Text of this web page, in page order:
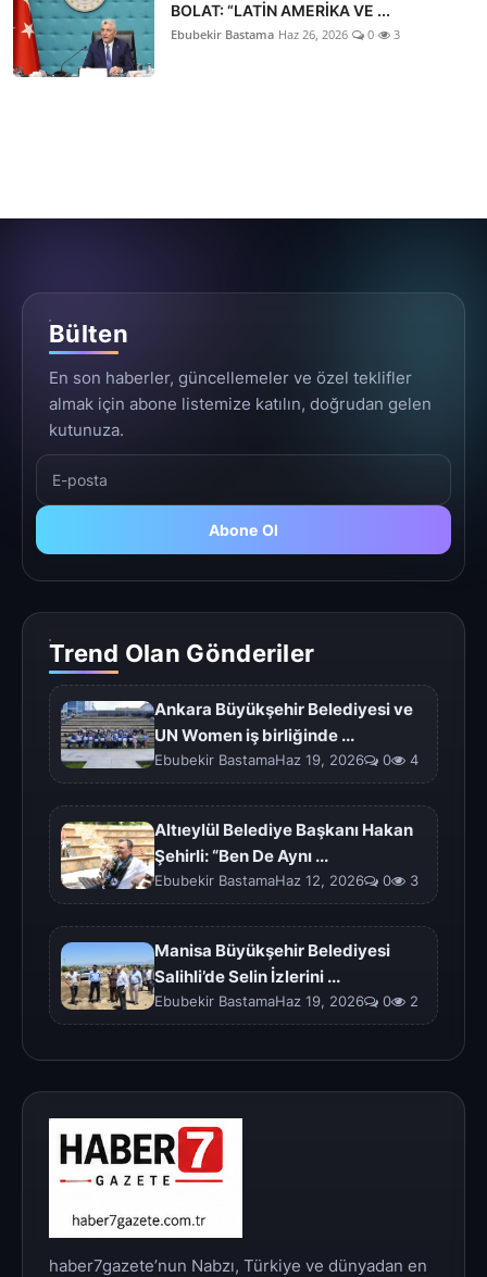
BOLAT: “LATİN AMERİKA VE ...
Ebubekir Bastama Haz 26, 2026 0 3
Bülten
En son haberler, güncellemeler ve özel teklifler
almak için abone listemize katılın, doğrudan gelen
kutunuza.
Abone Ol
Trend Olan Gönderiler
Ankara Büyükşehir Belediyesi ve
UN Women iş birliğinde ...
Ebubekir BastamaHaz 19, 2026 0 4
Altıeylül Belediye Başkanı Hakan
Şehirli: “Ben De Aynı ...
Ebubekir BastamaHaz 12, 2026 0 3
Manisa Büyükşehir Belediyesi
Salihli’de Selin İzlerini ...
Ebubekir BastamaHaz 19, 2026 0 2
haber7gazete’nun Nabzı, Türkiye ve dünyadan en